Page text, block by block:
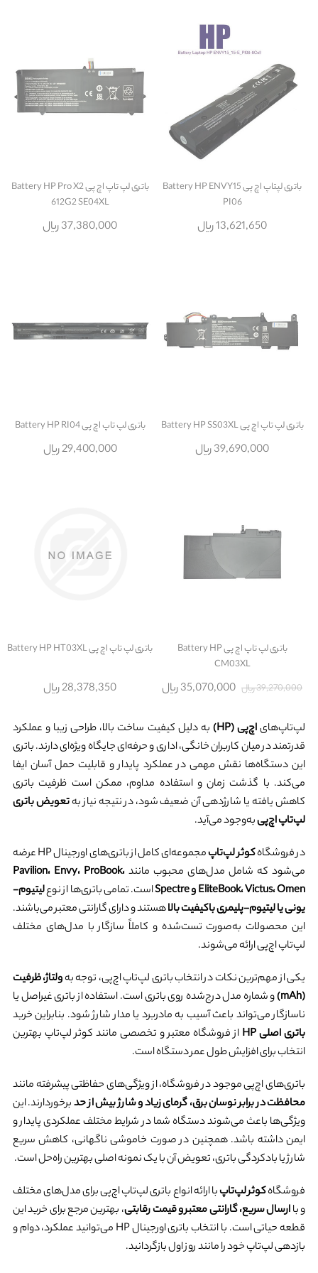
باتری لپتاپ اچ پی Battery HP ENVY15
PI06
13,621,650 ریال
باتری لپ تاپ اچ پی Battery HP Pro X2
612G2 SE04XL
37,380,000 ریال
باتری لپ تاپ اچ پی Battery HP SS03XL
39,690,000 ریال
باتری لپ تاپ اچ پی Battery HP RI04
29,400,000 ریال
باتری لپ تاپ اچ پی Battery HP
CM03XL
39,270,000 ریال
35,070,000 ریال
باتری لپ تاپ اچ پی Battery HP HT03XL
28,378,350 ریال
لپ‌تاپ‌هایاچ‌پی (HP)
به دلیل کیفیت ساخت بالا، طراحی زیبا و عملکرد
قدرتمند در میان کاربران خانگی، اداری و حرفه‌ای جایگاه ویژه‌ای دارند. باتری
این دستگاه‌ها نقش مهمی در عملکرد پایدار و قابلیت حمل آسان ایفا
می‌کند. با گذشت زمان و استفاده مداوم، ممکن است ظرفیت باتری
کاهش یافته یا شارژدهی آن ضعیف شود، در نتیجه نیاز بهتعویض باتری
لپ‌تاپ اچ‌پیبه‌وجود می‌آید.
در فروشگاهکوثر لپ‌تاپ
مجموعه‌ای کامل از باتری‌های اورجینال HP عرضه
می‌شود که شامل مدل‌های محبوب مانندPavilion، Envy، ProBook،
EliteBook، Victus، Omen و Spectre
است. تمامی باتری‌ها از نوعلیتیوم-
یونی یا لیتیوم-پلیمری باکیفیت بالاهستند و دارای گارانتی معتبر می‌باشند.
این محصولات به‌صورت تست‌شده و کاملاً سازگار با مدل‌های مختلف
لپ‌تاپ اچ‌پی ارائه می‌شوند.
یکی از مهم‌ترین نکات در انتخاب باتری لپ‌تاپ اچ‌پی، توجه بهولتاژ، ظرفیت
(mAh)
و شماره مدل درج‌شده روی باتری است. استفاده از باتری غیراصل یا
ناسازگار می‌تواند باعث آسیب به مادربرد یا مدار شارژ شود. بنابراین خرید
باتری اصلی HP
از فروشگاه معتبر و تخصصی مانند کوثر لپ‌تاپ بهترین
انتخاب برای افزایش طول عمر دستگاه است.
باتری‌های اچ‌پی موجود در فروشگاه، از ویژگی‌های حفاظتی پیشرفته مانند
محافظت در برابر نوسان برق، گرمای زیاد و شارژ بیش از حدبرخوردارند. این
ویژگی‌ها باعث می‌شوند دستگاه شما در شرایط مختلف عملکردی پایدار و
ایمن داشته باشد. همچنین در صورت خاموشی ناگهانی، کاهش سریع
شارژ یا بادکردگی باتری، تعویض آن با یک نمونه اصلی بهترین راه‌حل است.
فروشگاهکوثر لپ‌تاپبا ارائه انواع باتری لپ‌تاپ اچ‌پی برای مدل‌های مختلف
و باارسال سریع، گارانتی معتبر و قیمت رقابتی، بهترین مرجع برای خرید این
قطعه حیاتی است. با انتخاب باتری اورجینال HP می‌توانید عملکرد، دوام و
بازدهی لپ‌تاپ خود را مانند روز اول بازگردانید.